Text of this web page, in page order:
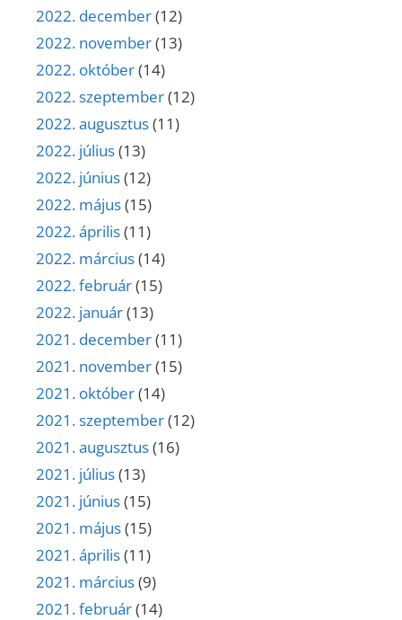
2022. december(12)
2022. november(13)
2022. október(14)
2022. szeptember(12)
2022. augusztus(11)
2022. július(13)
2022. június(12)
2022. május(15)
2022. április(11)
2022. március(14)
2022. február(15)
2022. január(13)
2021. december(11)
2021. november(15)
2021. október(14)
2021. szeptember(12)
2021. augusztus(16)
2021. július(13)
2021. június(15)
2021. május(15)
2021. április(11)
2021. március(9)
2021. február(14)